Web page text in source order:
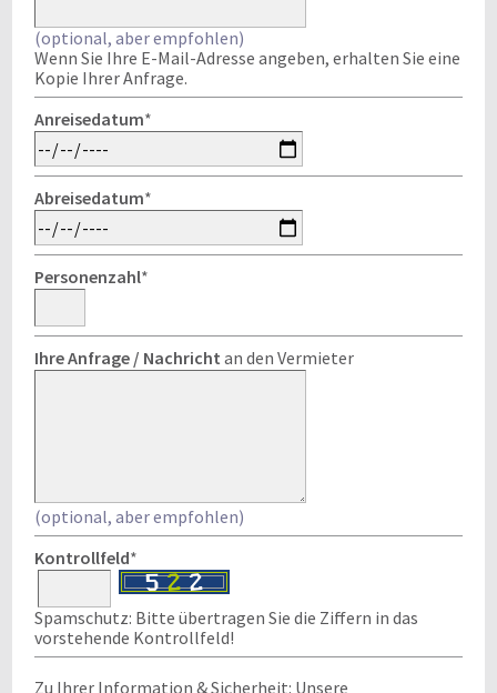
(optional, aber empfohlen)
Wenn Sie Ihre E-Mail-Adresse angeben, erhalten Sie eine
Kopie Ihrer Anfrage.
Anreisedatum*
Abreisedatum*
Personenzahl*
Ihre Anfrage / Nachricht an den Vermieter
(optional, aber empfohlen)
Kontrollfeld*
Spamschutz: Bitte übertragen Sie die Ziffern in das
vorstehende Kontrollfeld!
Zu Ihrer Information & Sicherheit: Unsere